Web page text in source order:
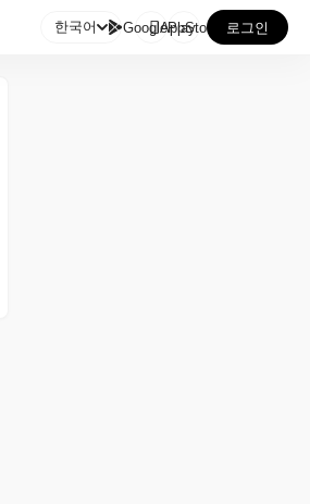
한국어 GooglePlay
AppStore 로그인